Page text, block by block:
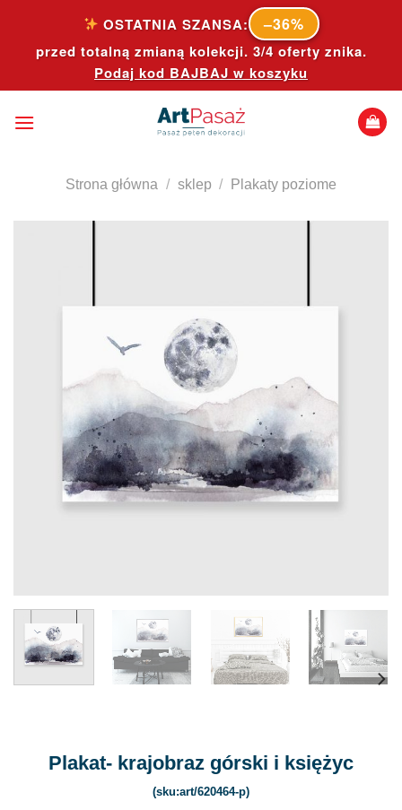
content
OSTATNIA SZANSA: –36%
przed totalną zmianą kolekcji. 3/4 oferty znika.
Podaj kod BAJBAJ w koszyku
Strona główna / sklep / Plakaty poziome
Plakat- krajobraz górski i księżyc
(sku:art/620464-p)